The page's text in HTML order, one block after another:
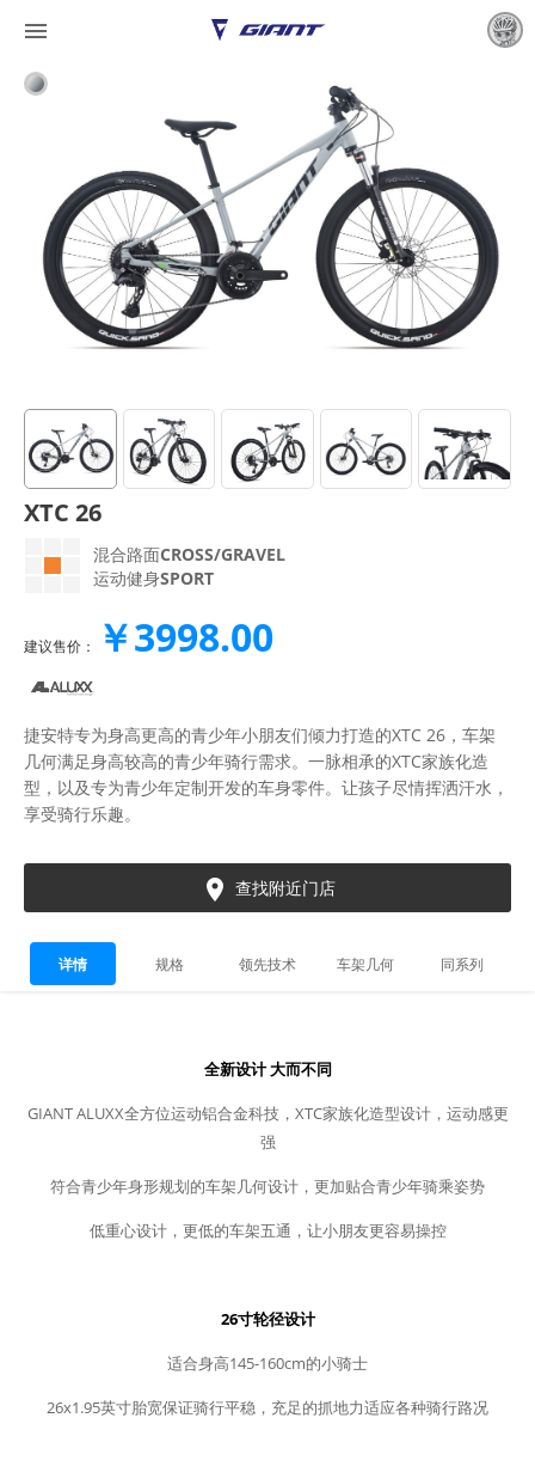

XTC 26
混合路面CROSS/GRAVEL
运动健身SPORT
建议售价： ￥3998.00
捷安特专为身高更高的青少年小朋友们倾力打造的XTC 26，车架
几何满足身高较高的青少年骑行需求。一脉相承的XTC家族化造
型，以及专为青少年定制开发的车身零件。让孩子尽情挥洒汗水，
享受骑行乐趣。
 查找附近门店
详情 规格 领先技术 车架几何 同系列
全新设计 大而不同
GIANT ALUXX全方位运动铝合金科技，XTC家族化造型设计，运动感更
强
符合青少年身形规划的车架几何设计，更加贴合青少年骑乘姿势
低重心设计，更低的车架五通，让小朋友更容易操控
26寸轮径设计
适合身高145-160cm的小骑士
26x1.95英寸胎宽保证骑行平稳，充足的抓地力适应各种骑行路况